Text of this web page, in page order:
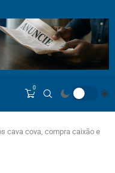
0
cava cova, compra caixão e